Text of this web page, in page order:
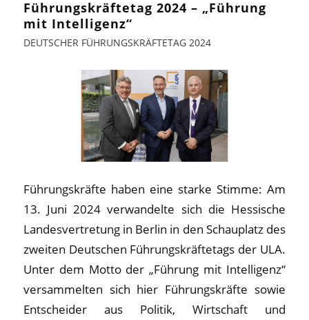
Führungskräftetag 2024 – „Führung
mit Intelligenz“
DEUTSCHER FÜHRUNGSKRÄFTETAG 2024
Führungskräfte haben eine starke Stimme: Am
13. Juni 2024 verwandelte sich die Hessische
Landesvertretung in Berlin in den Schauplatz des
zweiten Deutschen Führungskräftetags der ULA.
Unter dem Motto der „Führung mit Intelligenz“
versammelten sich hier Führungskräfte sowie
Entscheider aus Politik, Wirtschaft und